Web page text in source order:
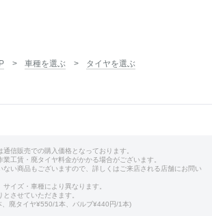
車種を選ぶ
タイヤを選ぶ
通信販売での購入価格となっております。
業工賃・廃タイヤ料金がかかる場合がございます。
ない商品もございますので、詳しくはご来店される店舗にお問い
サイズ・車種により異なります。
させていただきます。
廃タイヤ¥550/1本、バルブ¥440円/1本)